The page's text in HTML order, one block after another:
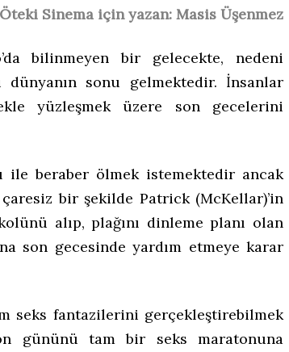
Öteki Sinema için yazan: Masis Üşenmez
bilinmeyen bir gelecekte, nedeni
sonu gelmektedir. İnsanlar
yüzleşmek üzere son gecelerini
ile beraber ölmek istemektedir ancak
bir şekilde Patrick (McKellar)’in
alıp, plağını dinleme planı olan
son gecesinde yardım etmeye karar
seks fantazilerini gerçekleştirebilmek
gününü tam bir seks maratonuna